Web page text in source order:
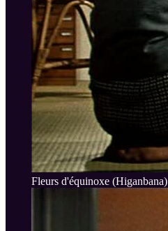
Fleurs d'équinoxe (Higanbana)